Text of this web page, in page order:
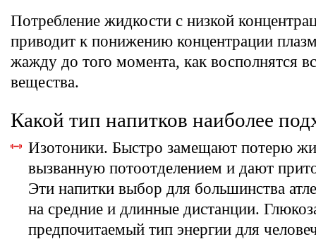
Потребление жидкости с низкой
приводит к понижению концентрации
жажду до того момента, как восполнятся
вещества.
Какой тип напитков наиболее
Изотоники. Быстро замещают потерю
вызванную потоотделением и дают
Эти напитки выбор для большинства
на средние и длинные дистанции.
предпочитаемый тип энергии для